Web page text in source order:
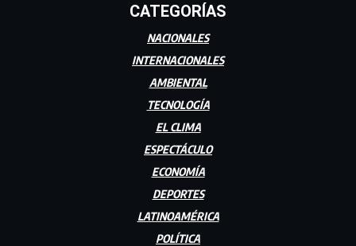
CATEGORÍAS
NACIONALES
INTERNACIONALES
AMBIENTAL
TECNOLOGÍA
EL CLIMA
ESPECTÁCULO
ECONOMÍA
DEPORTES
LATINOAMÉRICA
POLÍTICA